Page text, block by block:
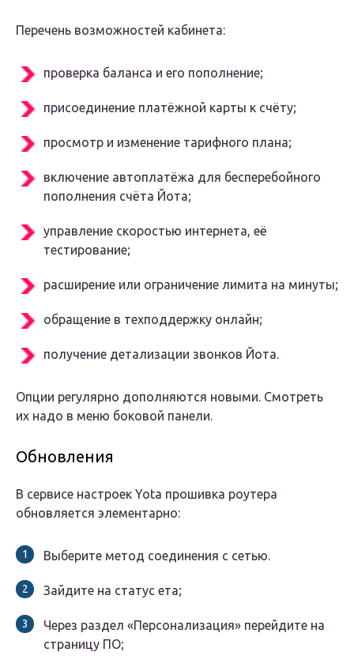
Перечень возможностей кабинета:
проверка баланса и его пополнение;
присоединение платёжной карты к счёту;
просмотр и изменение тарифного плана;
включение автоплатёжа для бесперебойного
пополнения счёта Йота;
управление скоростью интернета, её
тестирование;
расширение или ограничение лимита на минуты;
обращение в техподдержку онлайн;
получение детализации звонков Йота.
Опции регулярно дополняются новыми. Смотреть
их надо в меню боковой панели.
Обновления
В сервисе настроек Yota прошивка роутера
обновляется элементарно:
Выберите метод соединения с сетью.
Зайдите на статус ета;
Через раздел «Персонализация» перейдите на
страницу ПО;